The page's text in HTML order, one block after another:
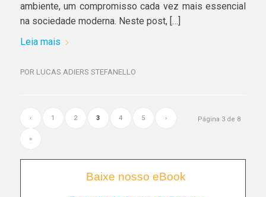
ambiente, um compromisso cada vez mais essencial
na sociedade moderna. Neste post, […]
Leia mais
POR LUCAS ADIERS STEFANELLO
Página 3 de 8
‹ 1 2 3 4 5 ›
»
Baixe nosso eBook